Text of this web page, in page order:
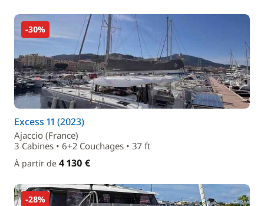
-30%
Excess 11 (2023)
Ajaccio (France)
3 Cabines • 6+2 Couchages • 37 ft
À partir de 4 130 €
-28%